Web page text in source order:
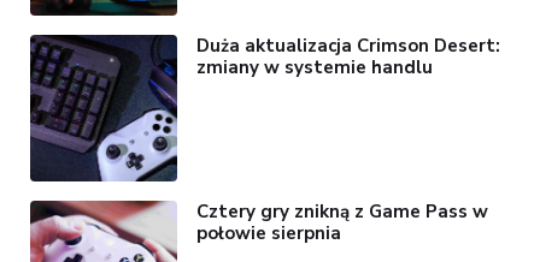
Duża aktualizacja Crimson Desert:
zmiany w systemie handlu
Cztery gry znikną z Game Pass w
połowie sierpnia